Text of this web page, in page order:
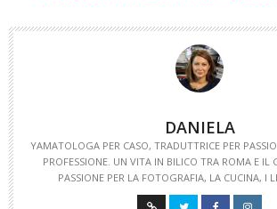
DANIELA
YAMATOLOGA PER CASO, TRADUTTRICE PER
PROFESSIONE. UN VITA IN BILICO TRA ROMA E IL
PASSIONE PER LA FOTOGRAFIA, LA CUCINA, I